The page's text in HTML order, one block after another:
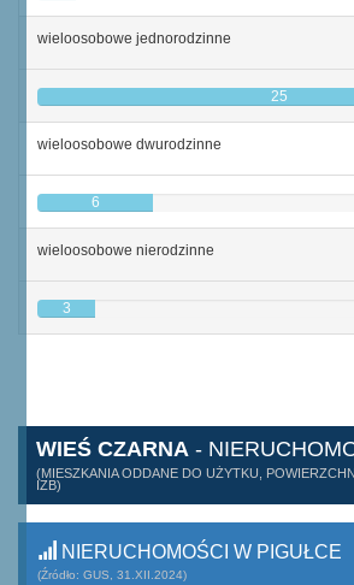
wieloosobowe jednorodzinne
25
wieloosobowe dwurodzinne
6
wieloosobowe nierodzinne
3
WIEŚ CZARNA -
(MIESZKANIA ODDANE DO UŻYTKU,
IZB)
NIERUCHOMOŚCI W PIGUŁCE
(Źródło: GUS, 31.XII.2024)